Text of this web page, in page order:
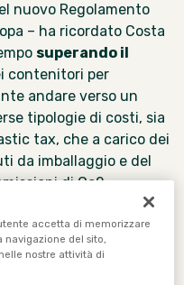
nuovo Regolamento
– ha ricordato Costa
superando il
contenitori per
andare verso un
tipologie di costi, sia
tax, che a carico dei
da imballaggio e del
di Co2.
Chiudere
di deposito
“A Buon Rendere”
responsabile
accetta di memorizzare
navigazione del sito,
nostre attività di